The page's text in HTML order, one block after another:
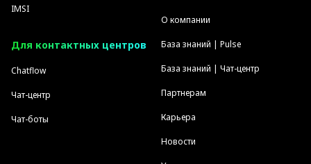
IMSI
Для контактных центров
Chatflow
Чат-центр
Чат-боты
О компании
База знаний | Pulse
База знаний | Чат-центр
Партнерам
Карьера
Новости